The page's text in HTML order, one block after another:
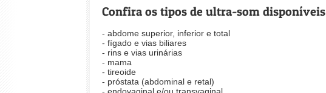
Confira os tipos de ultra-som disponíveis
- abdome superior, inferior e total
- fígado e vias biliares
- rins e vias urinárias
- mama
- tireoide
- próstata (abdominal e retal)